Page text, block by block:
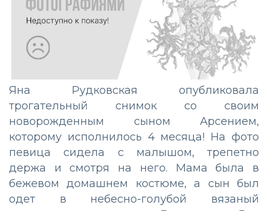
Яна Рудковская опубликовала
трогательный снимок со своим
новорожденным сыном Арсением,
которому исполнилось 4 месяца! На фото
певица сидела с малышом, трепетно
держа и смотря на него. Мама была в
бежевом домашнем костюме, а сын был
одет в небесно-голубой вязаный